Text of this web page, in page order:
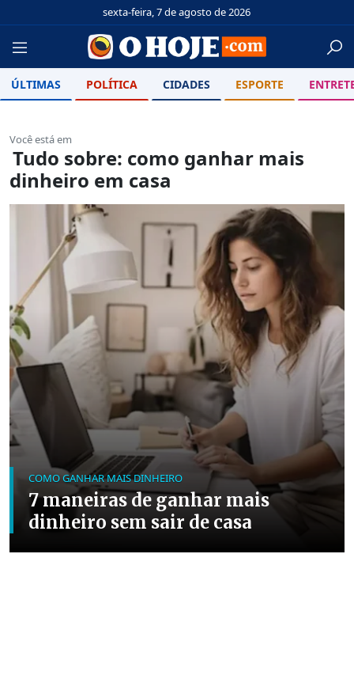
sexta-feira, 7 de agosto de 2026
ÚLTIMAS POLÍTICA CIDADES ESPORTE
Você está em
Tudo sobre: como ganhar mais
dinheiro em casa
COMO GANHAR MAIS DINHEIRO
7 maneiras de ganhar mais
dinheiro sem sair de casa